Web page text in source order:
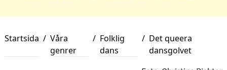
Startsida / Våra
genrer
/ Folklig
dans
/ Det queera
dansgolvet